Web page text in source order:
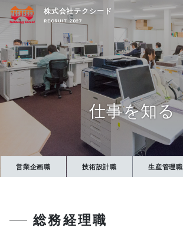
ン
ン
ツ
へ
キ
ッ
株式会社テクシード
RECRUIT 2027
仕事を知る
営業企画職 技術設計職 生産管理職
総務経理職